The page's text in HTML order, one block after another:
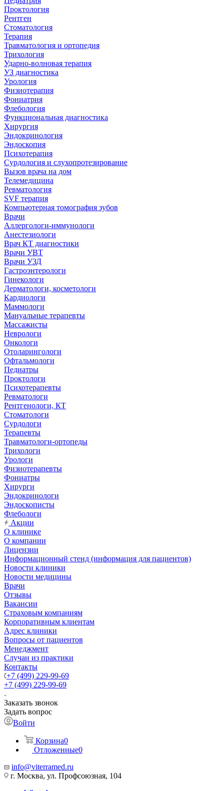
Проктология
Рентген
Стоматология
Терапия
Травматология и ортопедия
Трихология
Ударно-волновая терапия
УЗ диагностика
Урология
Физиотерапия
Фониатрия
Флебология
Функциональная диагностика
Хирургия
Эндокринология
Эндоскопия
Психотерапия
Сурдология и слухопротезирование
Вызов врача на дом
Телемедицина
Ревматология
SVF терапия
Компьютерная томография зубов
Врачи
Аллергологи-иммунологи
Анестезиологи
Врач КТ диагностики
Врачи УВТ
Врачи УЗД
Гастроэнтерологи
Гинекологи
Дерматологи, косметологи
Кардиологи
Маммологи
Мануальные терапевты
Массажисты
Неврологи
Онкологи
Отоларингологи
Офтальмологи
Педиатры
Проктологи
Психотерапевты
Ревматологи
Рентгенологи, КТ
Стоматологи
Сурдологи
Терапевты
Травматологи-ортопеды
Трихологи
Урологи
Физиотерапевты
Фониатры
Хирурги
Эндокринологи
Эндоскописты
Флебологи
Акции
О клинике
О компании
Лицензии
Информационный стенд (информация для пациентов)
Новости клиники
Новости медицины
Врачи
Отзывы
Вакансии
Страховым компаниям
Корпоративным клиентам
Адрес клиники
Вопросы от пациентов
Менеджмент
Случаи из практики
Контакты
+7 (499) 229-99-69
+7 (499) 229-99-69
Заказать звонок
Задать вопрос
Войти
Корзина0
Отложенные0
info@viterramed.ru
г. Москва, ул. Профсоюзная, 104